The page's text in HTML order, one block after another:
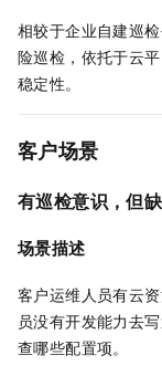
相较于企业自建巡
险巡检，依托于云
稳定性。
客户场景
有巡检意识，但
场景描述
客户运维人员有云
员没有开发能力去
查哪些配置项。